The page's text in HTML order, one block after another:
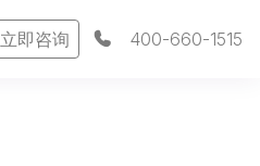
立即咨询 400-660-1515